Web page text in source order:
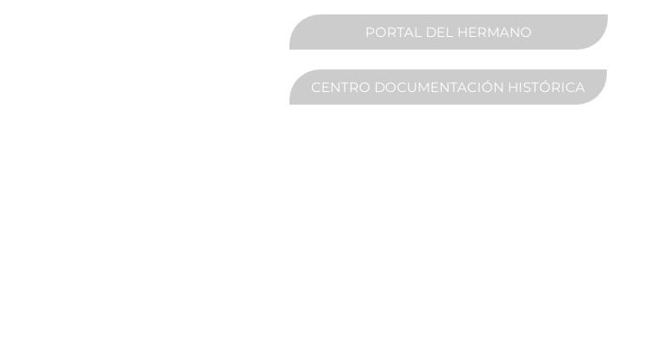
PORTAL DEL HERMANO
CENTRO DOCUMENTACIÓN HISTÓRICA